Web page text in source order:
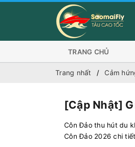
Hành
TRANG CHỦ
Trang nhất Cảm
[Cập Nhật]
Côn Đảo thu hút du
Côn Đảo 2026 chi